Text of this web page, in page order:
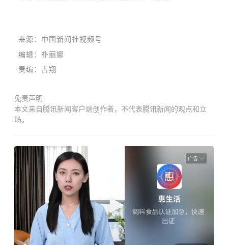
来源：中国新闻社视频号
编辑：朴丽娜
责编：吉翔
免责声明
本文来自腾讯新闻客户端创作者，不代表腾讯新闻的观点和立
场。
广告